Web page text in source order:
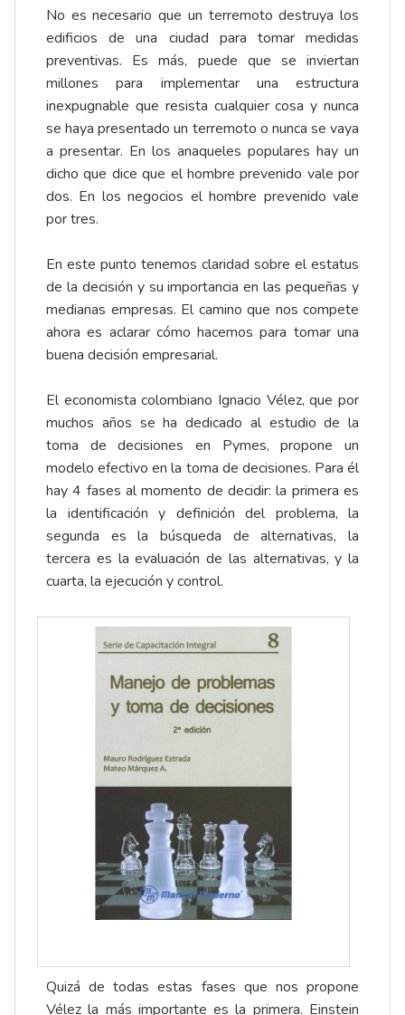
No es necesario que un terremoto destruya los
edificios de una ciudad para tomar medidas
preventivas. Es más, puede que se inviertan
millones para implementar una estructura
inexpugnable que resista cualquier cosa y nunca
se haya presentado un terremoto o nunca se vaya
a presentar. En los anaqueles populares hay un
dicho que dice que el hombre prevenido vale por
dos. En los negocios el hombre prevenido vale
por tres.
En este punto tenemos claridad sobre el estatus
de la decisión y su importancia en las pequeñas y
medianas empresas. El camino que nos compete
ahora es aclarar cómo hacemos para tomar una
buena decisión empresarial.
El economista colombiano Ignacio Vélez, que por
muchos años se ha dedicado al estudio de la
toma de decisiones en Pymes, propone un
modelo efectivo en la toma de decisiones. Para él
hay 4 fases al momento de decidir: la primera es
la identificación y definición del problema, la
segunda es la búsqueda de alternativas, la
tercera es la evaluación de las alternativas, y la
cuarta, la ejecución y control.
Quizá de todas estas fases que nos propone
Vélez la más importante es la primera. Einstein